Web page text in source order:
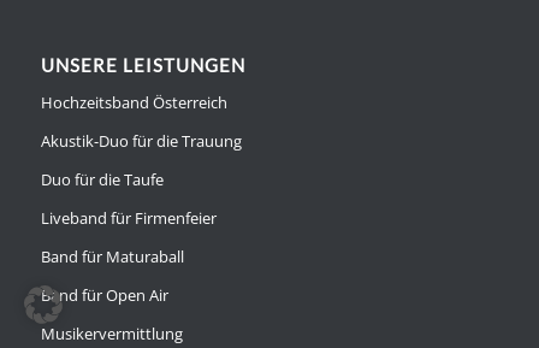
UNSERE LEISTUNGEN
Hochzeitsband Österreich
Akustik-Duo für die Trauung
Duo für die Taufe
Liveband für Firmenfeier
Band für Maturaball
Band für Open Air
Musikervermittlung